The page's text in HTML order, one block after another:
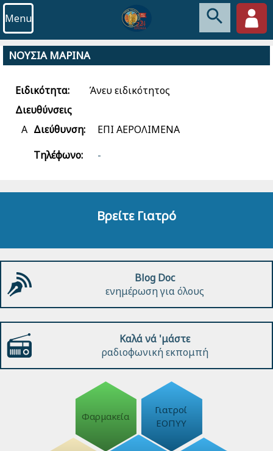
Menu
ΝΟΥΣΙΑ ΜΑΡΙΝΑ
Ειδικότητα:
Άνευ ειδικότητος
Διευθύνσεις
Α Διεύθυνση:
ΕΠΙ ΑΕΡΟΛΙΜΕΝΑ
Τηλέφωνο:
-
Βρείτε Γιατρό
Blog Doc
ενημέρωση για όλους
Καλά νά 'μάστε
ραδιοφωνική εκπομπή
Φαρμακεία
Γιατροί
ΕΟΠΥΥ